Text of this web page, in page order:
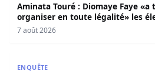
Aminata Touré : Diomaye Faye «a
organiser en toute légalité» les
7 août 2026
ENQUÊTE